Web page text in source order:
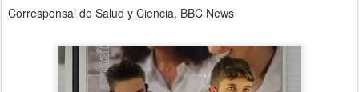
Corresponsal de Salud y Ciencia, BBC News